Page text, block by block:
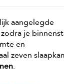
aangelegde
je
en
zeven
.